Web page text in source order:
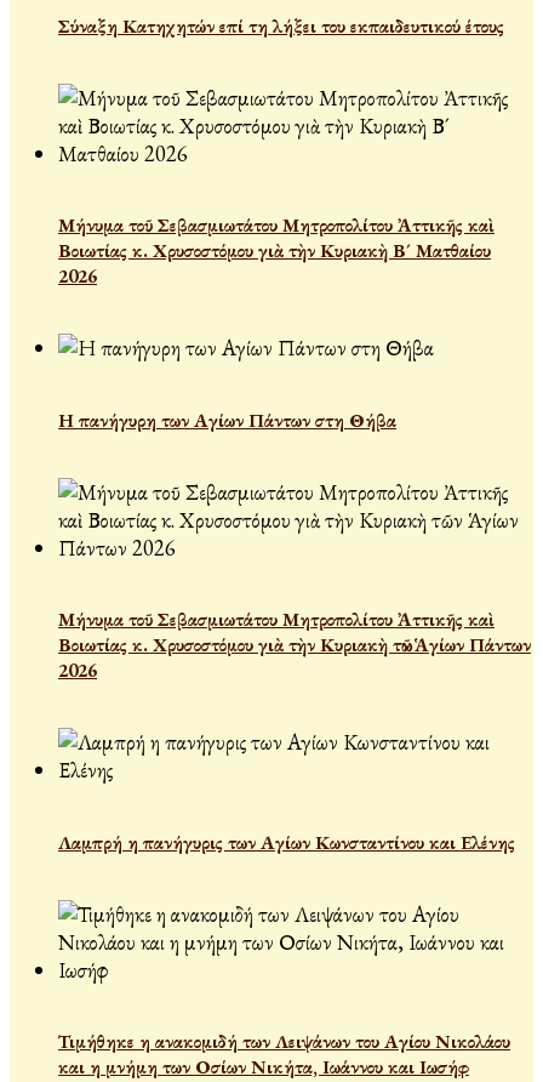
Σύναξη Κατηχητών επί τη λήξει του εκπαιδευτικού έτους
Μήνυμα τοῦ Σεβασμιωτάτου Μητροπολίτου Ἀττικῆς καὶ
Βοιωτίας κ. Χρυσοστόμου γιὰ τὴν Κυριακὴ Β´ Ματθαίου
2026
Η πανήγυρη των Αγίων Πάντων στη Θήβα
Μήνυμα τοῦ Σεβασμιωτάτου Μητροπολίτου Ἀττικῆς καὶ
Βοιωτίας κ. Χρυσοστόμου γιὰ τὴν Κυριακὴ τῶν Ἁγίων Πάντων
2026
Λαμπρή η πανήγυρις των Αγίων Κωνσταντίνου και Ελένης
Τιμήθηκε η ανακομιδή των Λειψάνων του Αγίου Νικολάου
και η μνήμη των Οσίων Νικήτα, Ιωάννου και Ιωσήφ